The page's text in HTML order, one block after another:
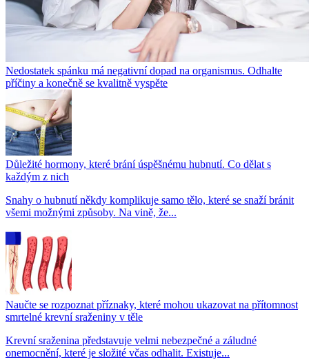
Nedostatek spánku má negativní dopad na organismus. Odhalte
příčiny a konečně se kvalitně vyspěte
Důležité hormony, které brání úspěšnému hubnutí. Co dělat s
každým z nich
Snahy o hubnutí někdy komplikuje samo tělo, které se snaží bránit
všemi možnými způsoby. Na vině, že...
Naučte se rozpoznat příznaky, které mohou ukazovat na přítomnost
smrtelné krevní sraženiny v těle
Krevní sraženina představuje velmi nebezpečné a záludné
onemocnění, které je složité včas odhalit. Existuje...